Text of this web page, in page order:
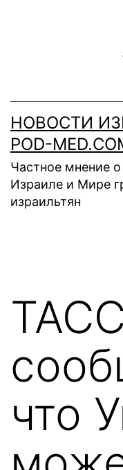
НОВОСТИ
POD-
Частное мнение
Израиле и Мире
израильтян
ТАСС
что